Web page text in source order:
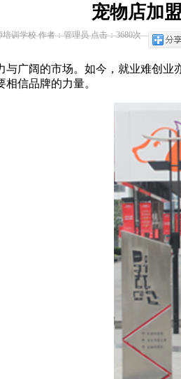
宠物店加
训学校 作者：管理员 点击：3680次
与广阔的市场。如今，就业难创
信品牌的力量。